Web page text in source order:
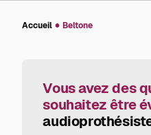
Accueil Beltone
Vous avez des
souhaitez être